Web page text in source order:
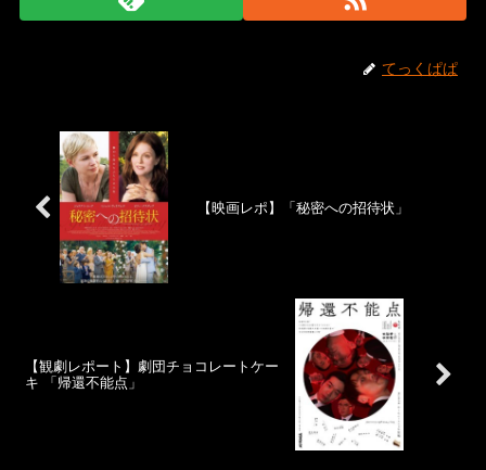
てっくぱぱ
【映画レポ】「秘密への招待状」
【観劇レポート】劇団チョコレートケー
キ 「帰還不能点」